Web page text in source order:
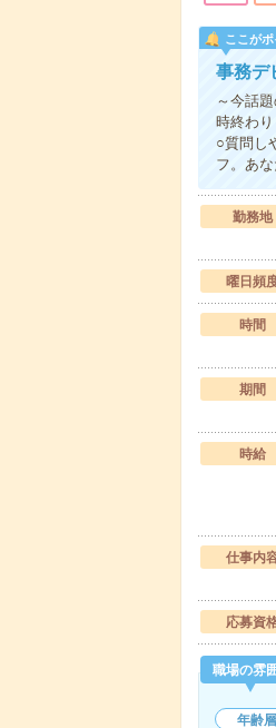
ここがポ
事務デ
～今話
時終わ
○質問し
フ。あ
勤務地
曜日頻
時間
期間
時給
仕事内
応募資
職場の雰
年齢層